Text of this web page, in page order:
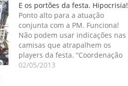
E os portões da festa. Hipocrisia!
Ponto alto para a atuação
conjunta com a PM. Funciona!
Não podem usar indicações nas
camisas que atrapalhem os
players da festa. “Coordenação
de blocos” é para os blocos não
02/05/2013